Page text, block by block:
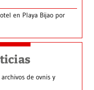
en Playa Bijao por
de ovnis y